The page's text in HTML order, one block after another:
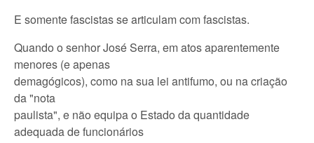
E somente fascistas se articulam com fascistas.
Quando o senhor José Serra, em atos aparentemente
menores (e apenas
demagógicos), como na sua lei antifumo, ou na criação
da "nota
paulista", e não equipa o Estado da quantidade
adequada de funcionários